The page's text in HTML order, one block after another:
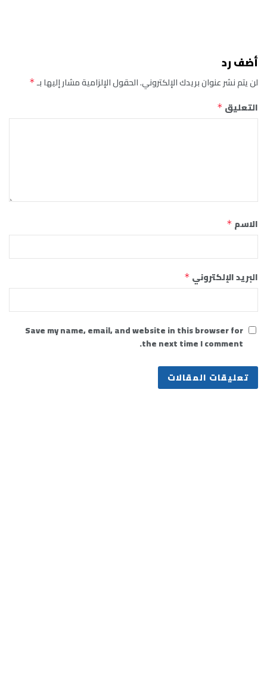
أضف رد
لن يتم نشر عنوان بريدك الإلكتروني.الحقول الإلزامية مشار إليها بـ*
التعليق *
الاسم *
البريد الإلكتروني *
Save my name, email, and website in this browser for
the next time I comment.